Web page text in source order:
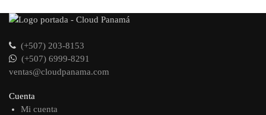
(+507) 203-8153
(+507) 6999-8291
ventas@cloudpanama.com
Cuenta
Mi cuenta